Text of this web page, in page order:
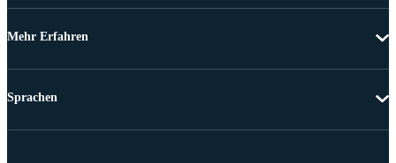
Mehr Erfahren
Sprachen